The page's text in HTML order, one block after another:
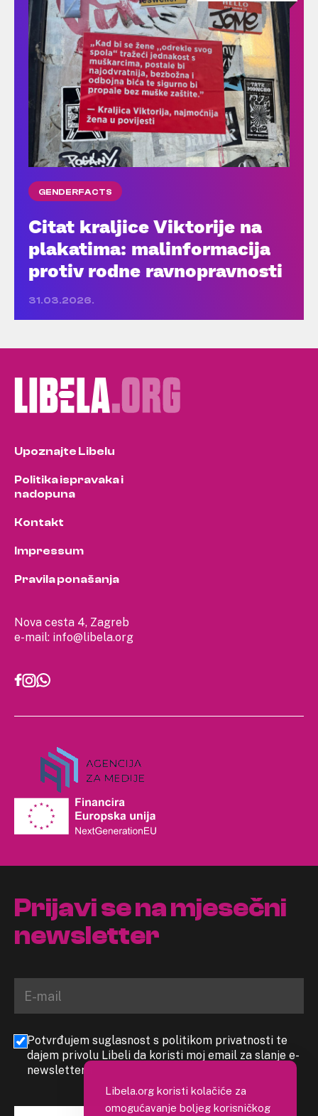
GENDERFACTS
Citat kraljice Viktorije na
plakatima: malinformacija
protiv rodne ravnopravnosti
31.03.2026.
Nova cesta 4, Zagreb
e-mail: info@libela.org
Upoznajte Libelu
Politika ispravaka i
nadopuna
Kontakt
Impressum
Pravila ponašanja
Prijavi se na mjesečni
newsletter
Potvrđujem suglasnost s politikom privatnosti te
dajem privolu Libeli da koristi moj email za slanje e-
newslettera
Libela.org koristi kolačiće za
omogućavanje boljeg korisničkog